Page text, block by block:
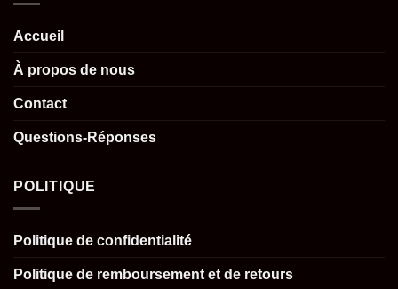
Accueil
À propos de nous
Contact
Questions-Réponses
POLITIQUE
Politique de confidentialité
Politique de remboursement et de retours